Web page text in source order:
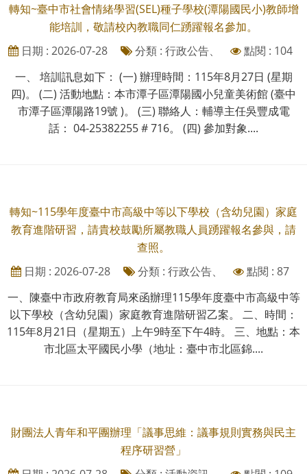
轉知~臺中市社會情緒學習(SEL)種子學校(潭陽國民小)教師增
能培訓，敬請校內教職同仁踴躍報名參加。
日期 : 2026-07-28
分類 : 行政公告、
點閱 : 104
一、 培訓訊息如下： (一) 辦理時間：115年8月27日 (星期
四)。 (二) 活動地點：本市潭子區潭陽國小兒童美術館 (臺中
市潭子區潭陽路19號 )。 (三) 聯絡人：輔導主任吳豐成電
話： 04-25382255 # 716。 (四) 參加對象....
轉知~115學年度臺中市高級中等以下學校（含幼兒園）家庭
教育進階研習，請貴校鼓勵所屬教職人員踴躍報名參與，請
查照。
日期 : 2026-07-28
分類 : 行政公告、
點閱 : 87
一、陳臺中市政府教育局來函辦理115學年度臺中市高級中等
以下學校（含幼兒園）家庭教育進階研習乙案。 二、時間：
115年8月21日（星期五）上午9時至下午4時。 三、地點：本
市北區太平國民小學（地址：臺中市北區錦....
財團法人青年和平團辦理「議事思維：議事規則實務與民主
程序研習營」